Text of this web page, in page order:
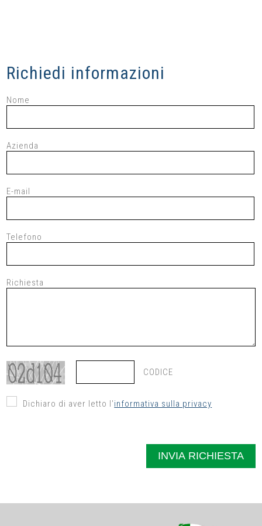
Richiedi informazioni
Nome
Azienda
E-mail
Telefono
Richiesta
CODICE
Dichiaro di aver letto l'informativa sulla privacy